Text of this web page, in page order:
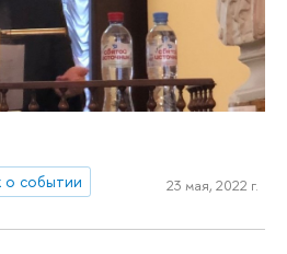
о событии 23 мая, 2022 г.